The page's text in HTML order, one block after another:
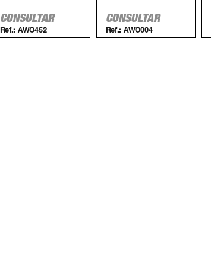
CONSULTAR
Ref.: AWO452
CONSULTAR
Ref.: AWO004